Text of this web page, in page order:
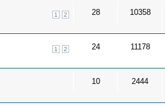
1 2 28 10358
1 2 24 11178
10 2444